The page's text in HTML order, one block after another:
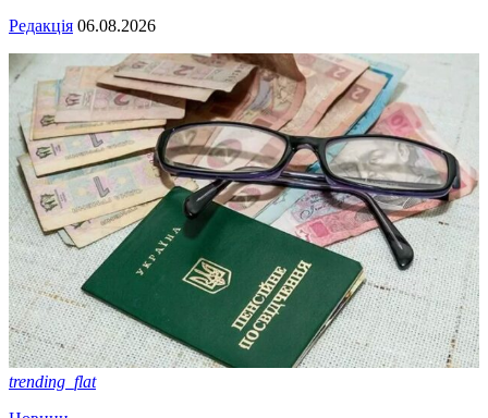
Редакція 06.08.2026
trending_flat